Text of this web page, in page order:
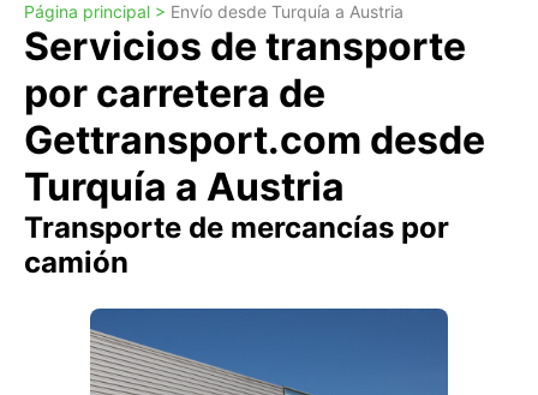
Página principal > Envío desde Turquía a Austria
Servicios de transporte
por carretera de
Gettransport.com desde
Turquía a Austria
Transporte de mercancías por
camión